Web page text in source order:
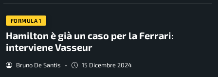
FORMULA 1
Hamilton è già un caso per la Ferrari:
interviene Vasseur
Bruno De Santis - 15 Dicembre 2024